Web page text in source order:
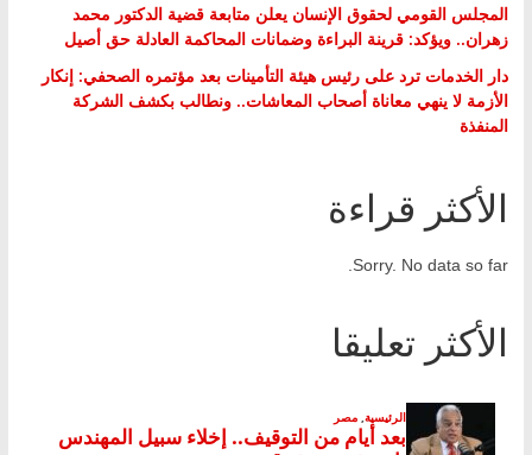
المجلس القومي لحقوق الإنسان يعلن متابعة قضية الدكتور محمد
زهران.. ويؤكد: قرينة البراءة وضمانات المحاكمة العادلة حق أصيل
دار الخدمات ترد على رئيس هيئة التأمينات بعد مؤتمره الصحفي: إنكار
الأزمة لا ينهي معاناة أصحاب المعاشات.. ونطالب بكشف الشركة
المنفذة
الأكثر قراءة
Sorry. No data so far.
الأكثر تعليقا